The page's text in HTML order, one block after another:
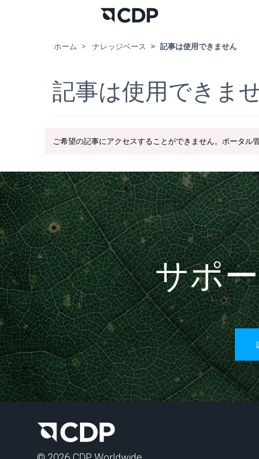
ホーム ナレッジベース 記事は使用できません
記事は使用できま
ご希望の記事にアクセスすることができません。ポータル
サポ